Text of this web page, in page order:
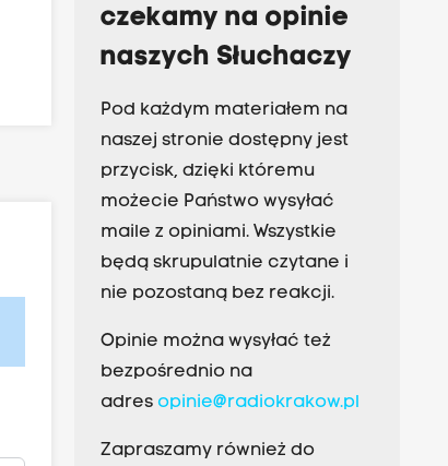
czekamy na opinie
naszych Słuchaczy
Pod każdym materiałem na
naszej stronie dostępny jest
przycisk, dzięki któremu
możecie Państwo wysyłać
maile z opiniami. Wszystkie
będą skrupulatnie czytane i
nie pozostaną bez reakcji.
Opinie można wysyłać też
bezpośrednio na
adres opinie@radiokrakow.pl
Zapraszamy również do